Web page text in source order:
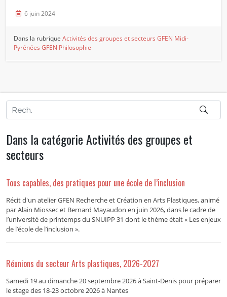
6 juin 2024
Dans la rubriqueActivités des groupes et secteurs GFEN Midi-
Pyrénées GFEN Philosophie
Dans la catégorie Activités des groupes et
secteurs
Tous capables, des pratiques pour une école de l’inclusion
Récit d'un atelier GFEN Recherche et Création en Arts Plastiques, animé
par Alain Miossec et Bernard Mayaudon en juin 2026, dans le cadre de
l’université de printemps du SNUIPP 31 dont le thème était « Les enjeux
de l’école de l’inclusion ».
Réunions du secteur Arts plastiques, 2026-2027
Samedi 19 au dimanche 20 septembre 2026 à Saint-Denis pour préparer
le stage des 18-23 octobre 2026 à Nantes